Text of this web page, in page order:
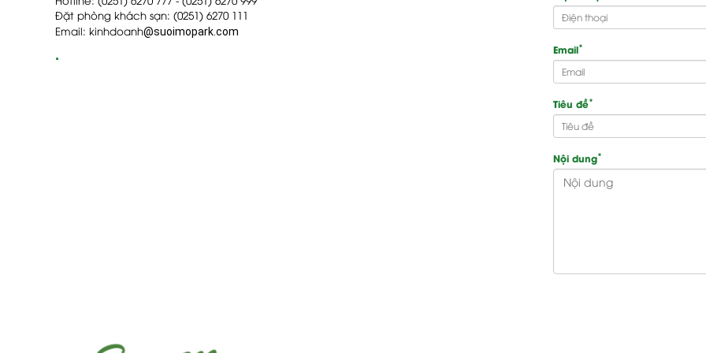
Đặt phòng khách sạn: (0251) 6270 111
Email: kinhdoanh@suoimopark.com
. Email*
Tiêu đề*
Nội dung*